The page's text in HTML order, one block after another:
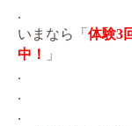
.
いまなら「 体験3
中！
」
.
.
.